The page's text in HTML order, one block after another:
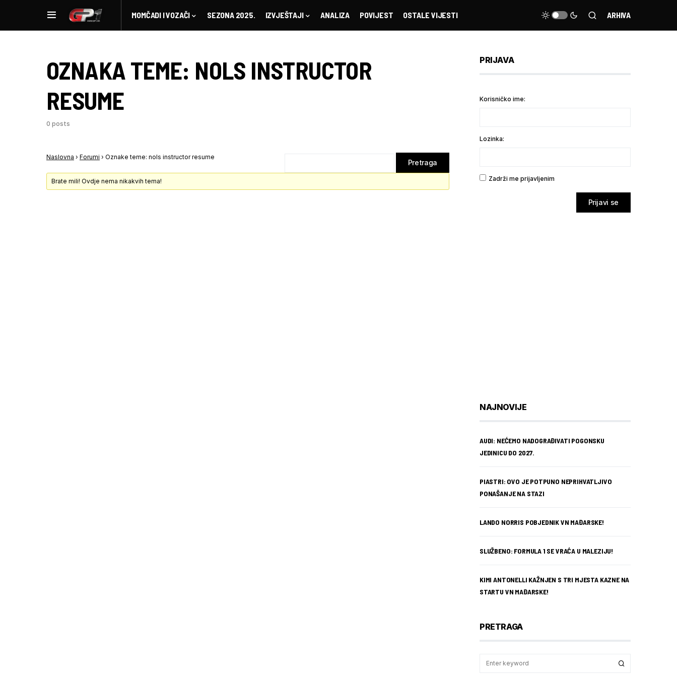
MOMČADI I VOZAČI SEZONA 2025. IZVJEŠTAJI ANALIZA POVIJEST OSTALE VIJESTI ARHIVA
OZNAKA TEME: NOLS INSTRUCTOR
RESUME
0 posts
Naslovna › Forumi › Oznake teme: nols instructor resume
Brate mili! Ovdje nema nikakvih tema!
PRIJAVA
Korisničko ime:
Lozinka:
Zadrži me prijavljenim
Prijavi se
NAJNOVIJE
AUDI: NEĆEMO NADOGRAĐIVATI POGONSKU
JEDINICU DO 2027.
PIASTRI: OVO JE POTPUNO NEPRIHVATLJIVO
PONAŠANJE NA STAZI
LANDO NORRIS POBJEDNIK VN MAĐARSKE!
SLUŽBENO: FORMULA 1 SE VRAĆA U MALEZIJU!
KIMI ANTONELLI KAŽNJEN S TRI MJESTA KAZNE NA
STARTU VN MAĐARSKE!
PRETRAGA